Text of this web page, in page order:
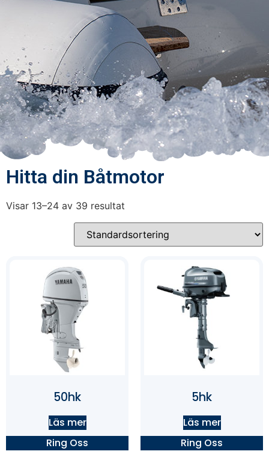
Hitta din Båtmotor
Visar 13–24 av 39 resultat
50hk
Läs mer
Ring Oss
5hk
Läs mer
Ring Oss